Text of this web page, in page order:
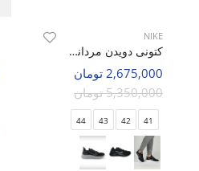
NIKE
کتونی دویدن مردانه نایک Nike Air Zoom 9X M
2,675,000 تومان
5,350,000 تومان
41
42
43
44